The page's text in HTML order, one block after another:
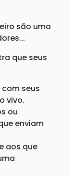
são uma
que seus
seus
vivo.
ou
enviam
aos que